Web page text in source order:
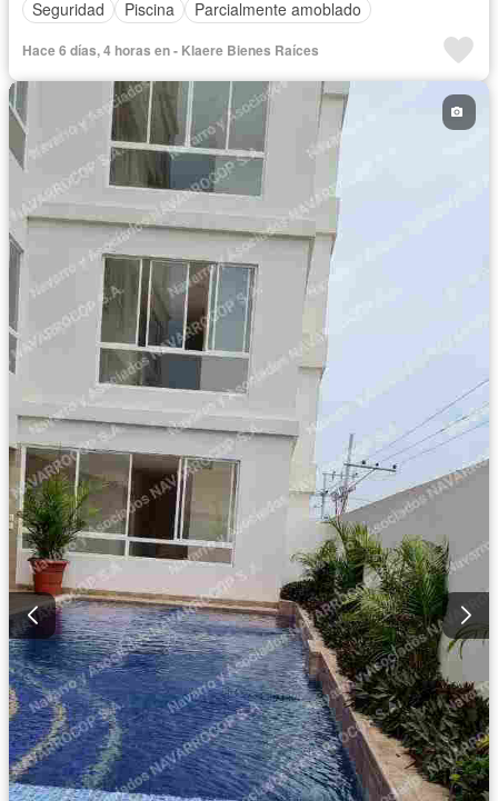
Seguridad Piscina Parcialmente amoblado
Hace 6 días, 4 horas en - Klaere Bienes Raíces